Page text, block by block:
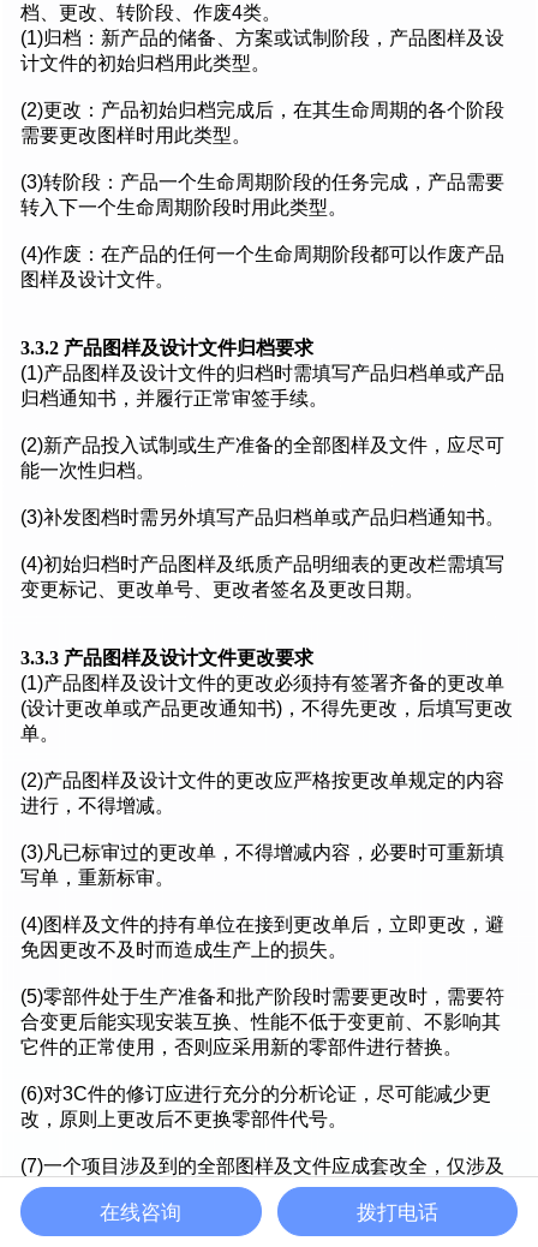
档、更改、转阶段、作废4类。
(1)归档：新产品的储备、方案或试制阶段，产品图样及设
计文件的初始归档用此类型。
(2)更改：产品初始归档完成后，在其生命周期的各个阶段
需要更改图样时用此类型。
(3)转阶段：产品一个生命周期阶段的任务完成，产品需要
转入下一个生命周期阶段时用此类型。
(4)作废：在产品的任何一个生命周期阶段都可以作废产品
图样及设计文件。
3.3.2 产品图样及设计文件归档要求
(1)产品图样及设计文件的归档时需填写产品归档单或产品
归档通知书，并履行正常审签手续。
(2)新产品投入试制或生产准备的全部图样及文件，应尽可
能一次性归档。
(3)补发图档时需另外填写产品归档单或产品归档通知书。
(4)初始归档时产品图样及纸质产品明细表的更改栏需填写
变更标记、更改单号、更改者签名及更改日期。
3.3.3 产品图样及设计文件更改要求
(1)产品图样及设计文件的更改必须持有签署齐备的更改单
(设计更改单或产品更改通知书)，不得先更改，后填写更改
单。
(2)产品图样及设计文件的更改应严格按更改单规定的内容
进行，不得增减。
(3)凡已标审过的更改单，不得增减内容，必要时可重新填
写单，重新标审。
(4)图样及文件的持有单位在接到更改单后，立即更改，避
免因更改不及时而造成生产上的损失。
(5)零部件处于生产准备和批产阶段时需要更改时，需要符
合变更后能实现安装互换、性能不低于变更前、不影响其
它件的正常使用，否则应采用新的零部件进行替换。
(6)对3C件的修订应进行充分的分析论证，尽可能减少更
改，原则上更改后不更换零部件代号。
(7)一个项目涉及到的全部图样及文件应成套改全，仅涉及
到单个分组时，变更通知单可编成一个号。
(8)有些更改项目，不易立即实现，需要新旧图样共存一段
在线咨询 拨打电话